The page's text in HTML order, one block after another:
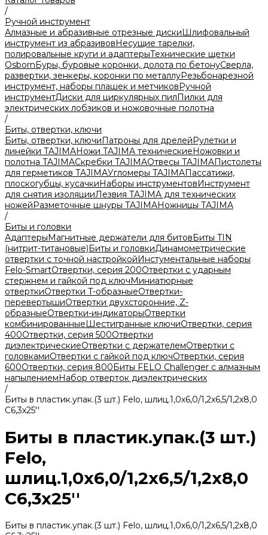
/
Ручной инструмент
Алмазные и абразивные отрезные дискиШлифовальный
инструмент из абразивовНесущие тарелки,
полировальные круги и адаптерыТехнические щетки
OsbornБуры, буровые коронки, долота по бетонуСверла,
развертки, зенкеры, коронки по металлуРезьбонарезной
инструмент, наборы плашек и метчиковРучной
инструментДиски для циркулярных пилПилки для
электрических лобзиков и ножовочные полотна
/
Биты, отвертки, ключи
Биты, отвертки, ключиПатроны для дрелейРулетки и
линейки TAJIMAНожи TAJIMA техническиеНожовки и
полотна TAJIMAСкребки TAJIMAОтвесы TAJIMAПистолеты
для герметиков TAJIMAУгломеры TAJIMAПассатижи,
плоскогубцы, кусачкиНаборы инструментовИнструмент
для снятия изоляцииЛезвия TAJIMA для технических
ножейРазметочные шнуры TAJIMAНожницы TAJIMA
/
Биты и головки
АдаптерыМагнитные держатели для битовБиты TIN
(нитрит-титановые)Биты и головкиДинамометрические
отвертки с точной настройкойИнстументальные наборы
Felo-SmartОтвертки, серия 200Отвертки с ударным
стержнем и гайкой под ключМиниатюрные
отверткиОтвертки T-образныеОтвертки-
перевертышиОтвертки двухсторонние, Z-
образныеОтвертки-индикаторыОтвертки
комбинированныеШестигранные ключиОтвертки, серия
400Отвертки, серия 500Отвертки
диэлектрическиеОтвертки с держателемОтвертки с
головкамиОтвертки с гайкой под ключОтвертки, серия
600Отвертки, серия 800Биты FELO Challenger с алмазным
напылениемНабор отверток диэлектрических
/
Биты в пластик.упак.(3 шт.) Felo, шлиц.1,0х6,0/1,2х6,5/1,2х8,0
С6,3х25''
Биты в пластик.упак.(3 шт.)
Felo,
шлиц.1,0х6,0/1,2х6,5/1,2х8,0
С6,3х25''
Биты в пластик.упак.(3 шт.) Felo, шлиц.1,0х6,0/1,2х6,5/1,2х8,0